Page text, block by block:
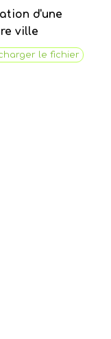
d'une
ville
le fichier